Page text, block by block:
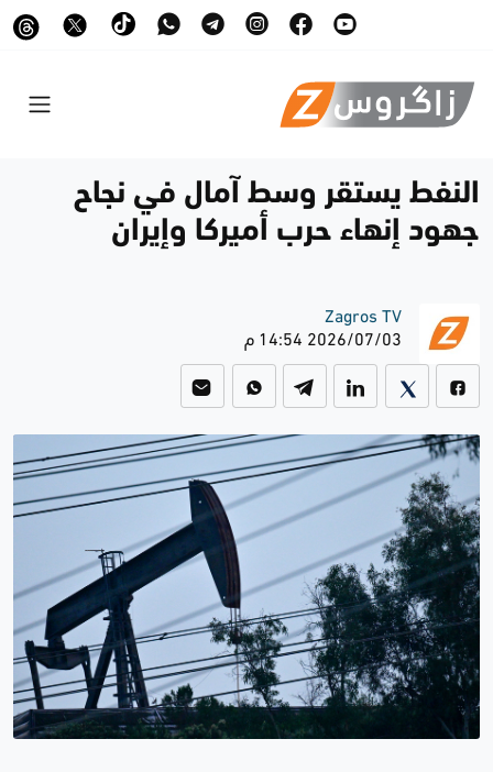
النفط يستقر وسط آمال في نجاح
جهود إنهاء حرب أميركا وإيران
Zagros TV
2026/07/03 14:54 م